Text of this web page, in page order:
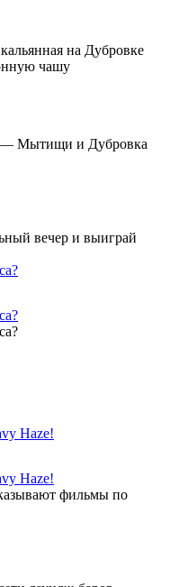
на Дубровке
чашу
— Мытищи и Дубровка
вечер и выиграй
Haze!
фильмы по